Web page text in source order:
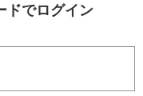
ドでログイン